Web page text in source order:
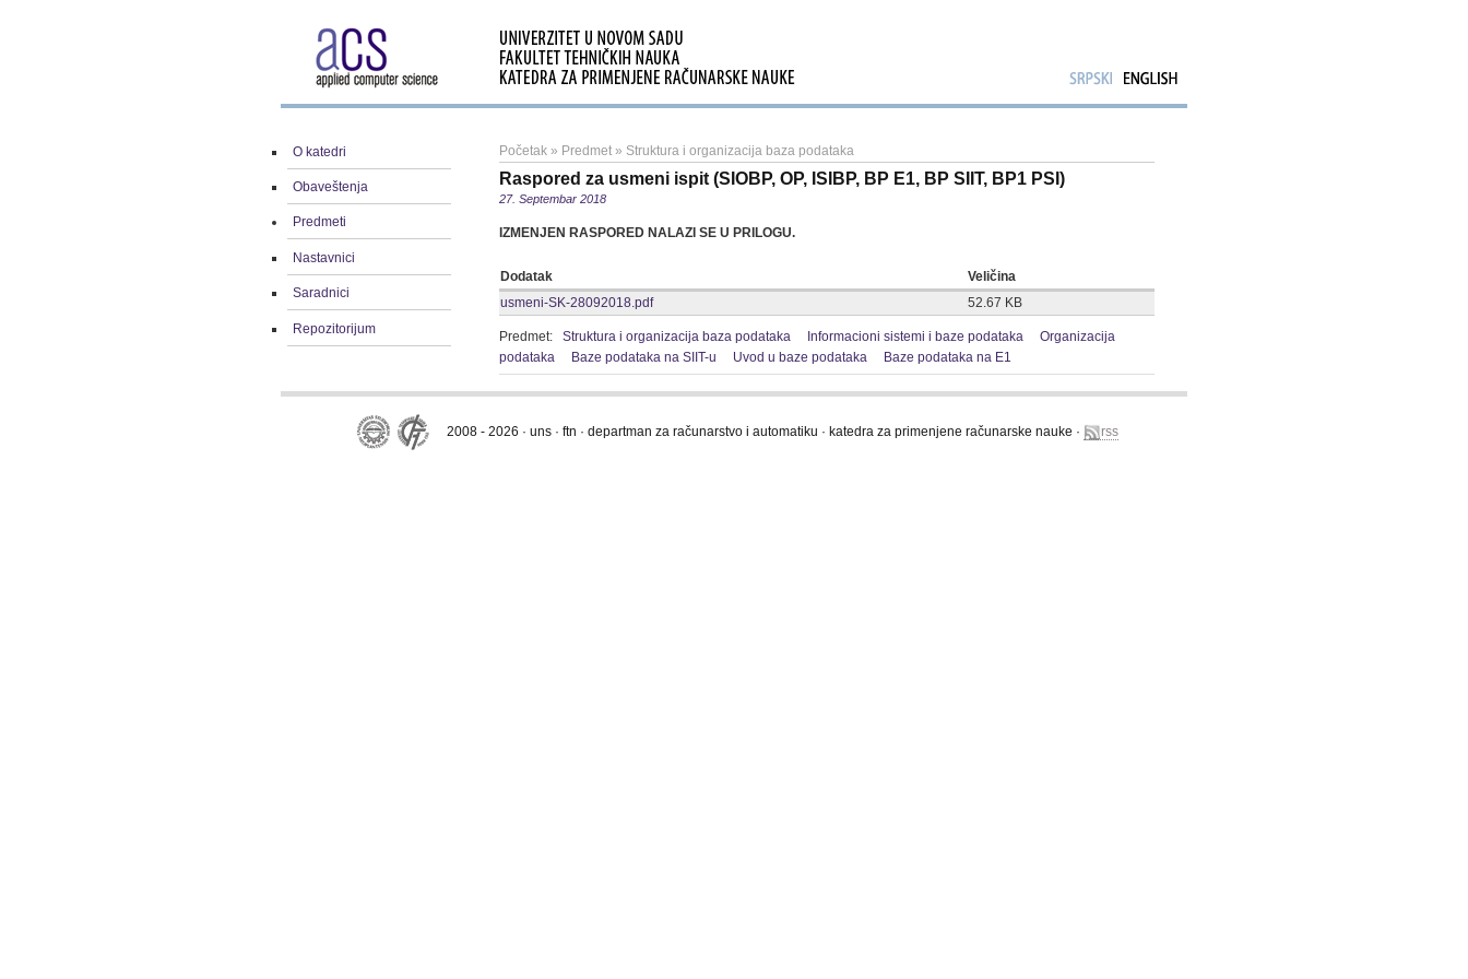
O katedri
Obaveštenja
Predmeti
Nastavnici
Saradnici
Repozitorijum
Početak » Predmet » Struktura i organizacija baza podataka
Raspored za usmeni ispit (SIOBP, OP, ISIBP, BP E1, BP SIIT, BP1 PSI)
27. Septembar 2018
IZMENJEN RASPORED NALAZI SE U PRILOGU.
Dodatak
Veličina
usmeni-SK-28092018.pdf
52.67 KB
Predmet: Struktura i organizacija baza podataka Informacioni sistemi i baze podataka
Organizacija
podataka
Baze podataka na SIIT-u Uvod u baze podataka Baze podataka na E1
2008 - 2026 · uns · ftn · departman za računarstvo i automatiku · katedra za primenjene računarske nauke · rss